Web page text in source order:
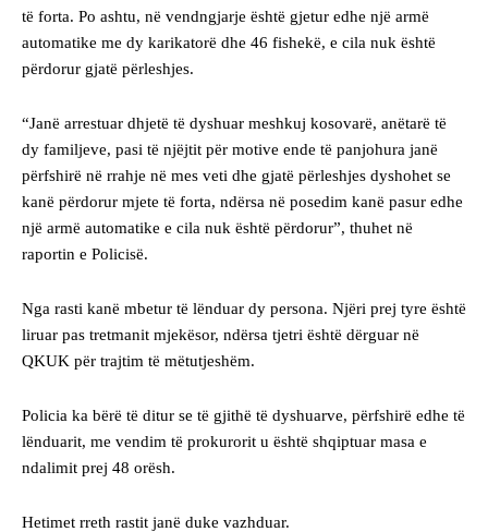
të forta. Po ashtu, në vendngjarje është gjetur edhe një armë
automatike me dy karikatorë dhe 46 fishekë, e cila nuk është
përdorur gjatë përleshjes.
“Janë arrestuar dhjetë të dyshuar meshkuj kosovarë, anëtarë të
dy familjeve, pasi të njëjtit për motive ende të panjohura janë
përfshirë në rrahje në mes veti dhe gjatë përleshjes dyshohet se
kanë përdorur mjete të forta, ndërsa në posedim kanë pasur edhe
një armë automatike e cila nuk është përdorur”, thuhet në
raportin e Policisë.
Nga rasti kanë mbetur të lënduar dy persona. Njëri prej tyre është
liruar pas tretmanit mjekësor, ndërsa tjetri është dërguar në
QKUK për trajtim të mëtutjeshëm.
Policia ka bërë të ditur se të gjithë të dyshuarve, përfshirë edhe të
lënduarit, me vendim të prokurorit u është shqiptuar masa e
ndalimit prej 48 orësh.
Hetimet rreth rastit janë duke vazhduar.